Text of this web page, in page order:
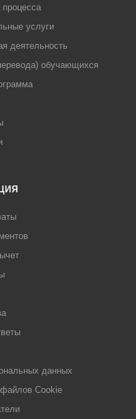
процесса
услуги
деятельность
обучающихся
данных
Cookie